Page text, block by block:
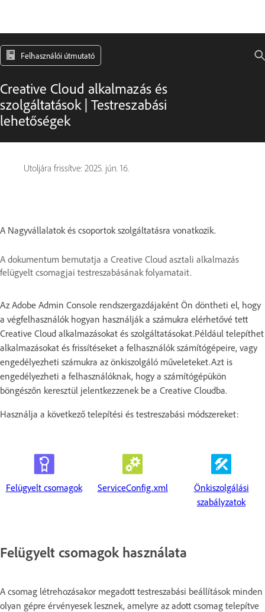
Felhasználói útmutató
Creative Cloud alkalmazás és
szolgáltatások | Testreszabási
lehetőségek
Utoljára frissítve: 2025. jún. 16.
A Nagyvállalatok és csoportok szolgáltatásra vonatkozik.
A dokumentum bemutatja a Creative Cloud asztali alkalmazás
felügyelt csomagjai testreszabásának folyamatait.
Az Adobe Admin Console rendszergazdájaként Ön döntheti el, hogy
a végfelhasználók hogyan használják a számukra elérhetővé tett
Creative Cloud alkalmazásokat és szolgáltatásokat.Például telepíthet
alkalmazásokat és frissítéseket a felhasználók számítógépeire, vagy
engedélyezheti számukra az önkiszolgáló műveleteket.Azt is
engedélyezheti a felhasználóknak, hogy a számítógépükön
böngészőn keresztül jelentkezzenek be a Creative Cloudba.
Használja a következő telepítési és testreszabási módszereket:
Felügyelt csomagok ServiceConfig.xml
Önkiszolgálási
szabályzatok
Felügyelt csomagok használata
A csomag létrehozásakor megadott testreszabási beállítások minden
olyan gépre érvényesek lesznek, amelyre az adott csomag telepítve